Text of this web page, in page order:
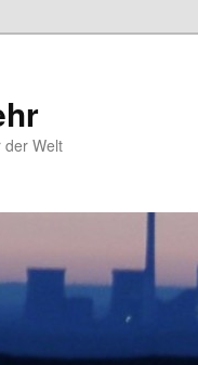
der Welt